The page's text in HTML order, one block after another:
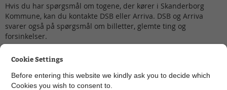
Hvis du har spørgsmål om togene, der kører i Skanderborg
Kommune, kan du kontakte DSB eller Arriva. DSB og Arriva
svarer også på spørgsmål om billetter, glemte ting og
forsinkelser.
Cookie Settings
Before entering this website we kindly ask you to decide which
Cookies you wish to consent to.